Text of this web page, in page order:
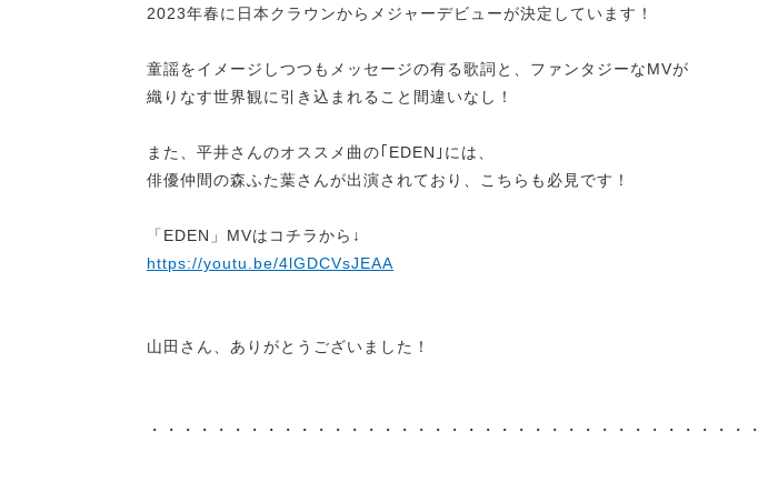
2023年春に日本クラウンからメジャーデビューが決定しています！
童謡をイメージしつつもメッセージの有る歌詞と、ファンタジーなMVが
織りなす世界観に引き込まれること間違いなし！
また、平井さんのオススメ曲の｢EDEN｣には、
俳優仲間の森ふた葉さんが出演されており、こちらも必見です！
「EDEN」MVはコチラから↓
https://youtu.be/4lGDCVsJEAA
山田さん、ありがとうございました！
・・・・・・・・・・・・・・・・・・・・・・・・・・・・・・・・・・・・・